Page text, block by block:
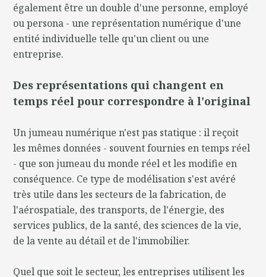
également être un double d'une personne, employé
ou persona - une représentation numérique d'une
entité individuelle telle qu'un client ou une
entreprise.
Des représentations qui changent en
temps réel pour correspondre à l'original
Un jumeau numérique n'est pas statique : il reçoit
les mêmes données - souvent fournies en temps réel
- que son jumeau du monde réel et les modifie en
conséquence. Ce type de modélisation s'est avéré
très utile dans les secteurs de la fabrication, de
l'aérospatiale, des transports, de l'énergie, des
services publics, de la santé, des sciences de la vie,
de la vente au détail et de l'immobilier.
Quel que soit le secteur, les entreprises utilisent les